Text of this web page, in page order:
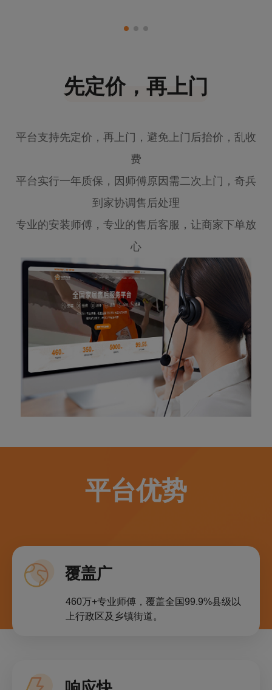
先定价，再上门
平台支持先定价，再上门，避免上门后抬价，乱收
费
平台实行一年质保，因师傅原因需二次上门，奇兵
到家协调售后处理
专业的安装师傅，专业的售后客服，让商家下单放
心
平台优势
覆盖广
460万+专业师傅，覆盖全国99.9%县级以
上行政区及乡镇街道。